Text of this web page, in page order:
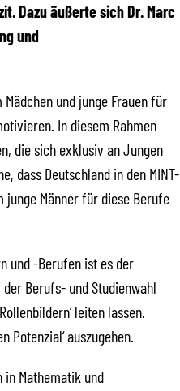
Dazu äußerte sich Dr. Marc
und
und junge Frauen für
In diesem Rahmen
die sich exklusiv an Jungen
dass Deutschland in den MINT-
Männer für diese Berufe
und -Berufen ist es der
Berufs- und Studienwahl
leiten lassen.
Potenzial‘ auszugehen.
Mathematik und